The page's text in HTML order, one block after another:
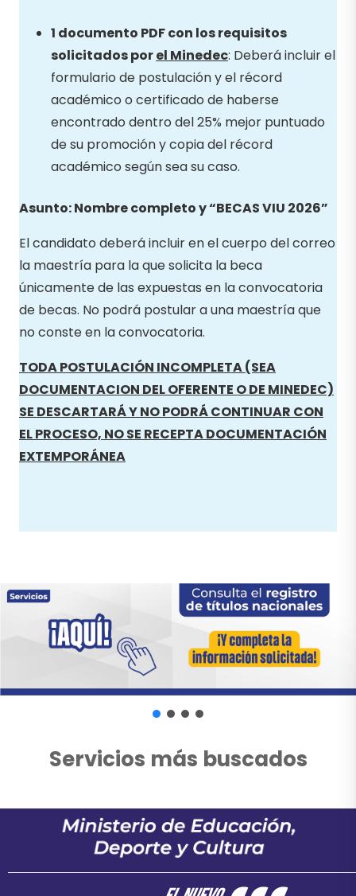
1 documento PDF con los requisitos
solicitados porel Minedec: Deberá incluir el
formulario de postulación y el récord
académico o certificado de haberse
encontrado dentro del 25% mejor puntuado
de su promoción y copia del récord
académico según sea su caso.
Asunto: Nombre completo y “BECAS VIU 2026”
El candidato deberá incluir en el cuerpo del correo
la maestría para la que solicita la beca
únicamente de las expuestas en la convocatoria
de becas. No podrá postular a una maestría que
no conste en la convocatoria.
TODA POSTULACIÓN INCOMPLETA (SEA
DOCUMENTACION DEL OFERENTE O DE MINEDEC)
SE DESCARTARÁ Y NO PODRÁ CONTINUAR CON
EL PROCESO, NO SE RECEPTA DOCUMENTACIÓN
EXTEMPORÁNEA
Servicios más buscados